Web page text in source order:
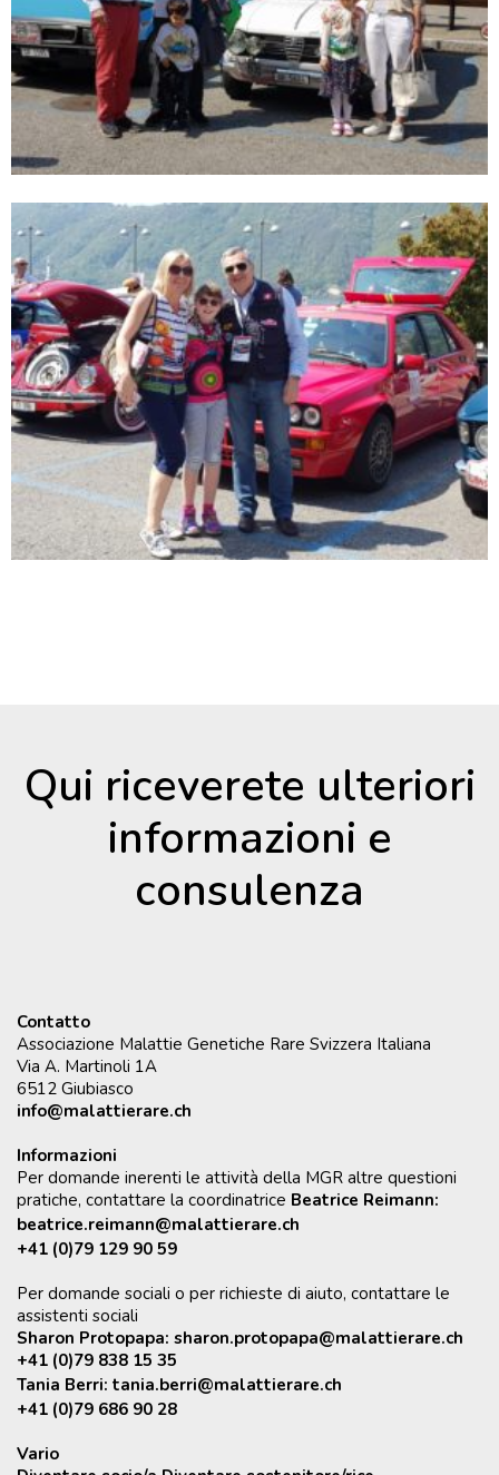
Qui riceverete ulteriori
informazioni e
consulenza
Contatto
Associazione Malattie Genetiche Rare Svizzera Italiana
Via A. Martinoli 1A
6512 Giubiasco
info@malattierare.ch
Informazioni
Per domande inerenti le attività della MGR altre questioni
pratiche, contattare la coordinatrice Beatrice Reimann:
beatrice.reimann@malattierare.ch
+41 (0)79 129 90 59
Per domande sociali o per richieste di aiuto, contattare le
assistenti sociali
Sharon Protopapa: sharon.protopapa@malattierare.ch
+41 (0)79 838 15 35
Tania Berri: tania.berri@malattierare.ch
+41 (0)79 686 90 28
Vario